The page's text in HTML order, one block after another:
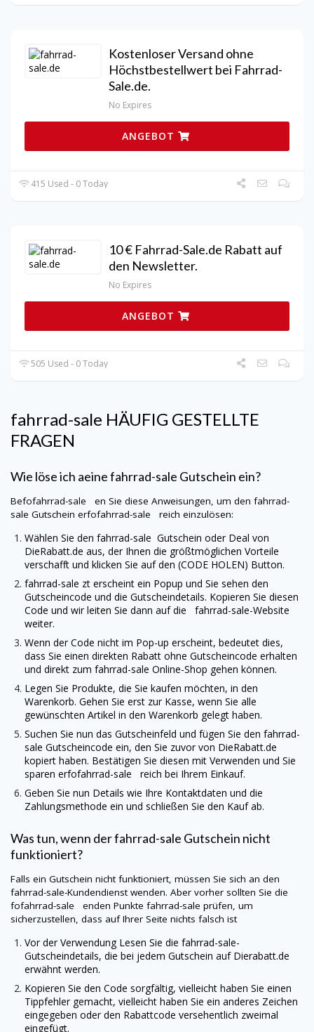
Kostenloser Versand ohne
Höchstbestellwert bei Fahrrad-
Sale.de.
No Expires
ANGEBOT
415 Used - 0 Today
10 € Fahrrad-Sale.de Rabatt auf
den Newsletter.
No Expires
ANGEBOT
505 Used - 0 Today
fahrrad-sale HÄUFIG GESTELLTE
FRAGEN
Wie löse ich aeinefahrrad-sale Gutschein ein?
Befofahrrad-sale en Sie diese Anweisungen, um den fahrrad-
sale Gutschein erfofahrrad-sale reich einzulösen:
Wählen Sie den fahrrad-sale Gutschein oder Deal von
DieRabatt.de aus, der Ihnen die größtmöglichen Vorteile
verschafft und klicken Sie auf den (CODE HOLEN) Button.
fahrrad-sale zt erscheint ein Popup und Sie sehen den
Gutscheincode und die Gutscheindetails. Kopieren Sie diesen
Code und wir leiten Sie dann auf die fahrrad-sale-Website
weiter.
Wenn der Code nicht im Pop-up erscheint, bedeutet dies,
dass Sie einen direkten Rabatt ohne Gutscheincode erhalten
und direkt zum fahrrad-sale Online-Shop gehen können.
Legen Sie Produkte, die Sie kaufen möchten, in den
Warenkorb. Gehen Sie erst zur Kasse, wenn Sie alle
gewünschten Artikel in den Warenkorb gelegt haben.
Suchen Sie nun das Gutscheinfeld und fügen Sie den fahrrad-
sale Gutscheincode ein, den Sie zuvor von DieRabatt.de
kopiert haben. Bestätigen Sie diesen mit Verwenden und Sie
sparen erfofahrrad-sale reich bei Ihrem Einkauf.
Geben Sie nun Details wie Ihre Kontaktdaten und die
Zahlungsmethode ein und schließen Sie den Kauf ab.
Was tun, wenn derfahrrad-sale Gutschein nicht
funktioniert?
Falls ein Gutschein nicht funktioniert, müssen Sie sich an den
fahrrad-sale-Kundendienst wenden. Aber vorher sollten Sie die
fofahrrad-sale enden Punkte fahrrad-sale prüfen, um
sicherzustellen, dass auf Ihrer Seite nichts falsch ist
Vor der Verwendung Lesen Sie die fahrrad-sale-
Gutscheindetails, die bei jedem Gutschein aufDierabatt.de
erwähnt werden.
Kopieren Sie den Code sorgfältig, vielleicht haben Sie einen
Tippfehler gemacht, vielleicht haben Sie ein anderes Zeichen
eingegeben oder den Rabattcode versehentlich zweimal
eingefügt.